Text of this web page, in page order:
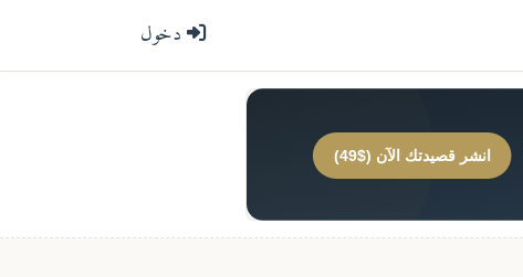
دخول
انشر قصيدتك الآن ($49)